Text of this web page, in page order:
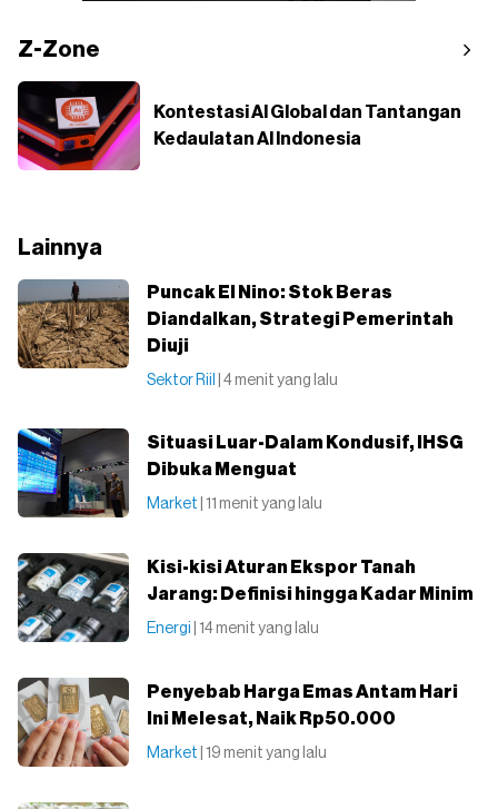
Z-Zone
Kontestasi AI Global dan Tantangan
Kedaulatan AI Indonesia
Lainnya
Puncak El Nino: Stok Beras
Diandalkan, Strategi Pemerintah
Diuji
Sektor Riil | 4 menit yang lalu
Situasi Luar-Dalam Kondusif, IHSG
Dibuka Menguat
Market | 11 menit yang lalu
Kisi-kisi Aturan Ekspor Tanah
Jarang: Definisi hingga Kadar Minim
Energi | 14 menit yang lalu
Penyebab Harga Emas Antam Hari
Ini Melesat, Naik Rp50.000
Market | 19 menit yang lalu